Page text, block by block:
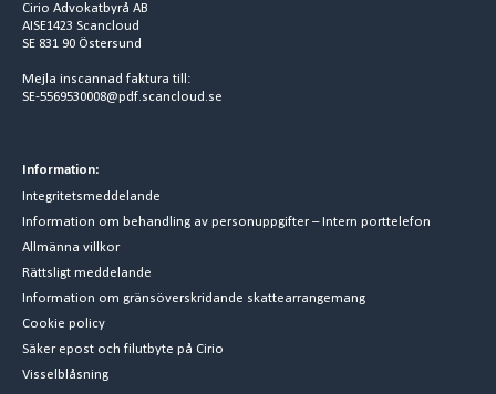
Cirio Advokatbyrå AB
AISE1423 Scancloud
SE 831 90 Östersund
Mejla inscannad faktura till:
SE-5569530008@pdf.scancloud.se
Information:
Integritetsmeddelande
Information om behandling av personuppgifter – Intern porttelefon
Allmänna villkor
Rättsligt meddelande
Information om gränsöverskridande skattearrangemang
Cookie policy
Säker epost och filutbyte på Cirio
Visselblåsning